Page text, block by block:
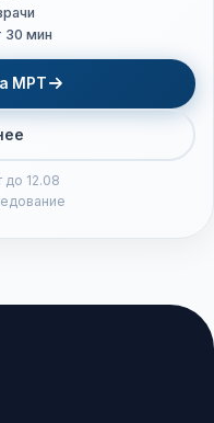
30 мин
МРТ
до 12.08